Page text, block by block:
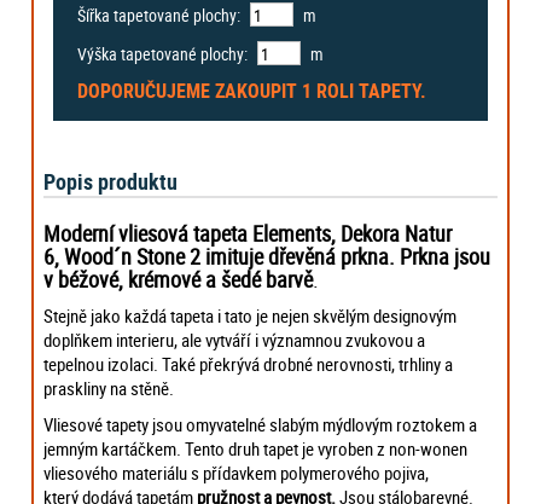
Šířka tapetované plochy:
m
Výška tapetované plochy:
m
DOPORUČUJEME ZAKOUPIT 1 ROLITAPETY.
Popis produktu
Moderní vliesová tapeta Elements, Dekora Natur
6, Wood´n Stone 2 imituje dřevěná prkna. Prkna jsou
v béžové, krémové a šedé barvě.
Stejně jako každá tapeta i tato je nejen skvělým designovým
doplňkem interieru, ale vytváří i významnou zvukovou a
tepelnou izolaci. Také překrývá drobné nerovnosti, trhliny a
praskliny na stěně.
Vliesové tapety jsou omyvatelné slabým mýdlovým roztokem a
jemným kartáčkem. Tento druh tapet je vyroben z non-wonen
vliesového materiálu s přídavkem polymerového pojiva,
který dodává tapetám pružnost a pevnost.Jsou stálobarevné.